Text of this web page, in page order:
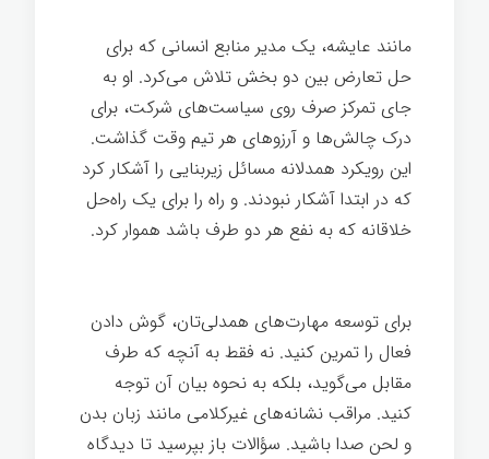
مانند عایشه، یک مدیر منابع انسانی که برای
حل تعارض بین دو بخش تلاش می‌کرد. او به
جای تمرکز صرف روی سیاست‌های شرکت، برای
درک چالش‌ها و آرزوهای هر تیم وقت گذاشت.
این رویکرد همدلانه مسائل زیربنایی را آشکار کرد
که در ابتدا آشکار نبودند. و راه را برای یک راه‌حل
خلاقانه که به نفع هر دو طرف باشد هموار کرد.
برای توسعه مهارت‌های همدلی‌تان، گوش دادن
فعال را تمرین کنید. نه فقط به آنچه که طرف
مقابل می‌گوید، بلکه به نحوه بیان آن توجه
کنید. مراقب نشانه‌های غیرکلامی مانند زبان بدن
و لحن صدا باشید. سؤالات باز بپرسید تا دیدگاه